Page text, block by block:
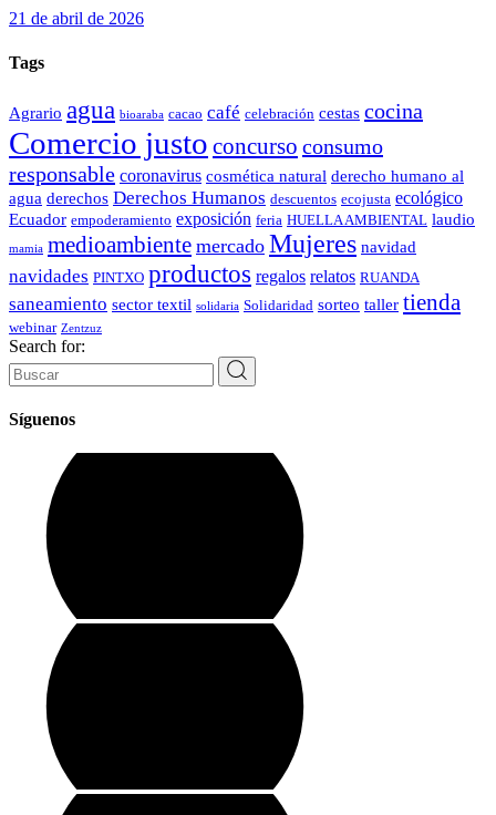
21 de abril de 2026
Tags
Agrario agua bioaraba cacao café celebración cestas cocina
Comercio justo concurso consumo
responsable coronavirus cosmética natural derecho humano al
agua derechos Derechos Humanos descuentos ecojusta ecológico
Ecuador empoderamiento exposición feria HUELLA AMBIENTAL laudio
mamia medioambiente mercado Mujeres navidad
navidades PINTXO productos regalos relatos RUANDA
saneamiento sector textil solidaria Solidaridad sorteo taller tienda
webinar Zentzuz
Search for:
Síguenos